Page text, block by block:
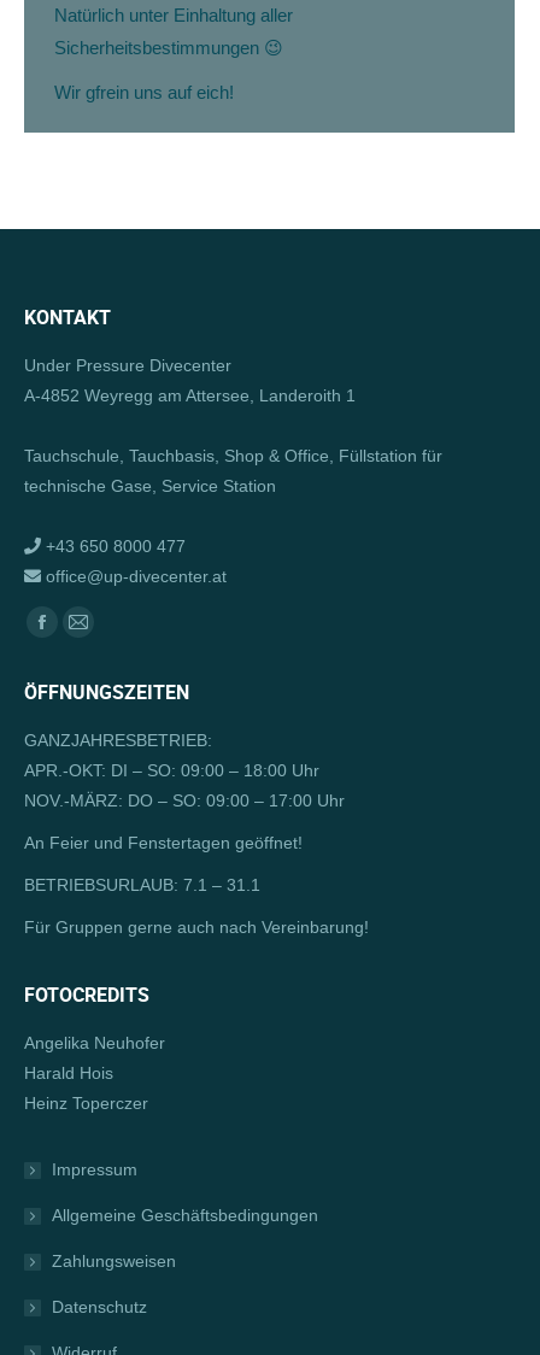
Natürlich unter Einhaltung aller
Sicherheitsbestimmungen 😉
Wir gfrein uns auf eich!
KONTAKT
Under Pressure Divecenter
A-4852 Weyregg am Attersee, Landeroith 1
Tauchschule, Tauchbasis, Shop & Office, Füllstation für
technische Gase, Service Station
+43 650 8000 477
office@up-divecenter.at
Finden Sie uns auf:
Facebook
opens
in
new
window
E-
page
opens
in
new
ÖFFNUNGSZEITEN
GANZJAHRESBETRIEB:
APR.-OKT: DI – SO: 09:00 – 18:00 Uhr
NOV.-MÄRZ: DO – SO: 09:00 – 17:00 Uhr
An Feier und Fenstertagen geöffnet!
BETRIEBSURLAUB: 7.1 – 31.1
Für Gruppen gerne auch nach Vereinbarung!
FOTOCREDITS
Angelika Neuhofer
Harald Hois
Heinz Toperczer
Impressum
Allgemeine Geschäftsbedingungen
Zahlungsweisen
Datenschutz